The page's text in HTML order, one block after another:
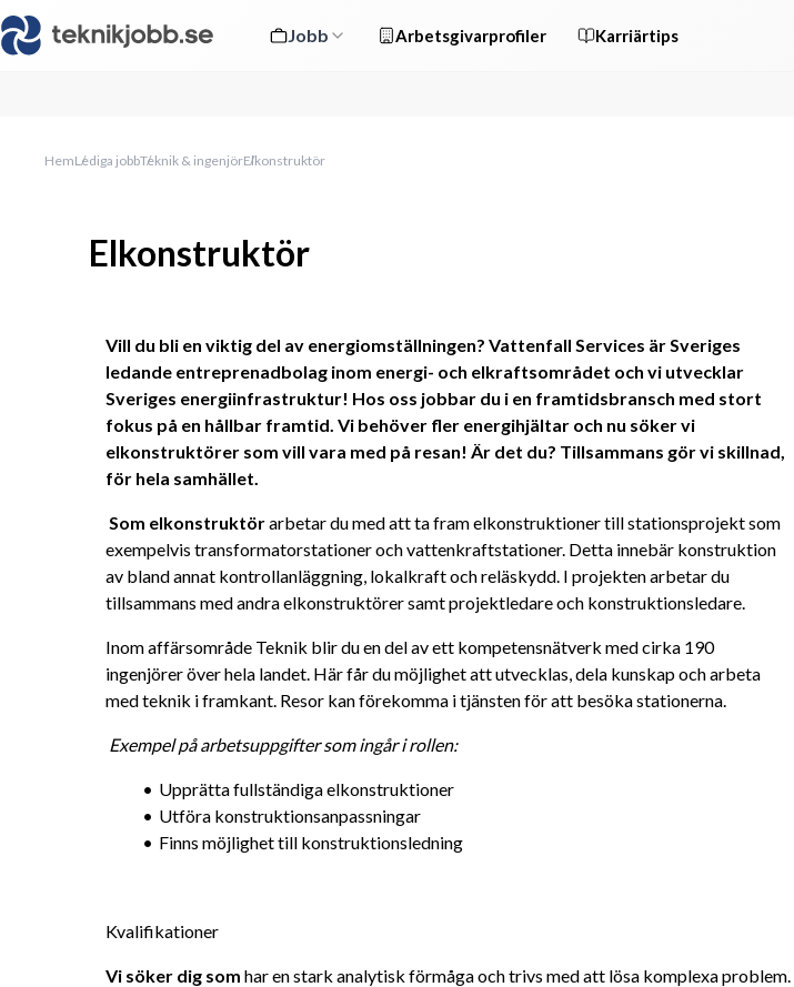
Jobb Arbetsgivarprofiler Karriärtips
HemLediga jobbTeknik & ingenjörElkonstruktör
Elkonstruktör
Vill du bli en viktig del av energiomställningen? Vattenfall Services är Sveriges
ledande entreprenadbolag inom energi- och elkraftsområdet och vi utvecklar
Sveriges energiinfrastruktur! Hos oss jobbar du i en framtidsbransch med stort
fokus på en hållbar framtid. Vi behöver fler energihjältar och nu söker vi
elkonstruktörer som vill vara med på resan! Är det du? Tillsammans gör vi skillnad,
för hela samhället.
Som elkonstruktör arbetar du med att ta fram elkonstruktioner till stationsprojekt som
exempelvis transformatorstationer och vattenkraftstationer. Detta innebär konstruktion
av bland annat kontrollanläggning, lokalkraft och reläskydd. I projekten arbetar du
tillsammans med andra elkonstruktörer samt projektledare och konstruktionsledare.
Inom affärsområde Teknik blir du en del av ett kompetensnätverk med cirka 190
ingenjörer över hela landet. Här får du möjlighet att utvecklas, dela kunskap och arbeta
med teknik i framkant. Resor kan förekomma i tjänsten för att besöka stationerna.
Exempel på arbetsuppgifter som ingår i rollen:
Upprätta fullständiga elkonstruktioner
Utföra konstruktionsanpassningar
Finns möjlighet till konstruktionsledning
Kvalifikationer
Vi söker dig som har en stark analytisk förmåga och trivs med att lösa komplexa problem.